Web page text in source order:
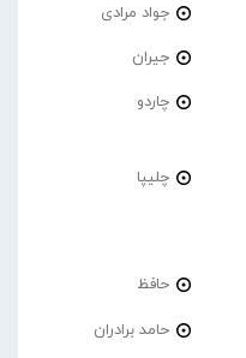
جواد مرادی
جیران
چاردو
چلیپا
حافظ
حامد برادران